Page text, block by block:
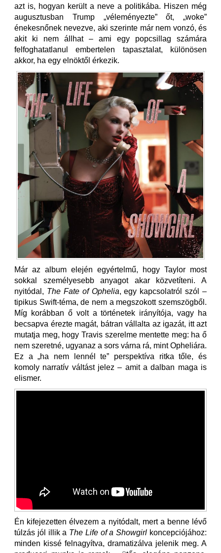
azt is, hogyan került a neve a politikába. Hiszen még
augusztusban Trump „véleményezte” őt, „woke”
énekesnőnek nevezve, aki szerinte már nem vonzó, és
akit ki nem állhat – ami egy popcsillag számára
felfoghatatlanul embertelen tapasztalat, különösen
akkor, ha egy elnöktől érkezik.
Már az album elején egyértelmű, hogy Taylor most
sokkal személyesebb anyagot akar közvetíteni. A
nyitódal, The Fate of Ophelia, egy kapcsolatról szól –
tipikus Swift-téma, de nem a megszokott szemszögből.
Míg korábban ő volt a történetek irányítója, vagy ha
becsapva érezte magát, bátran vállalta az igazát, itt azt
mutatja meg, hogy Travis szerelme mentette meg: ha ő
nem szeretné, ugyanaz a sors várna rá, mint Opheliára.
Ez a „ha nem lennél te” perspektíva ritka tőle, és
komoly narratív váltást jelez – amit a dalban maga is
elismer.
Én kifejezetten élvezem a nyitódalt, mert a benne lévő
túlzás jól illik a The Life of a Showgirl koncepciójához:
minden kissé felnagyítva, dramatizálva jelenik meg. A